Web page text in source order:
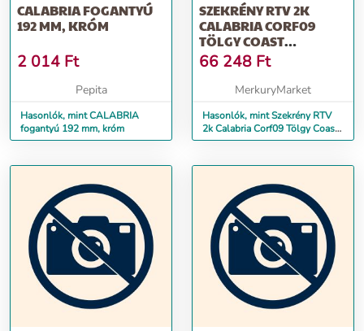
CALABRIA FOGANTYÚ
192 MM, KRÓM
2 014 Ft
Pepita
Hasonlók, mint CALABRIA
fogantyú 192 mm, króm
SZEKRÉNY RTV 2K
CALABRIA CORF09
TÖLGY COAST
EVOKE/FEHÉR ALP
66 248 Ft
MerkuryMarket
Hasonlók, mint Szekrény RTV
2k Calabria Corf09 Tölgy Coast
Evoke/fehér Alp